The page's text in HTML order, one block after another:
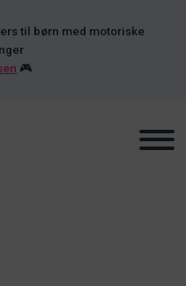
til børn med motoriske
🎮